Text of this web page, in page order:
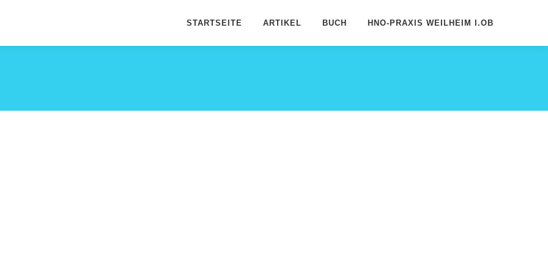
STARTSEITE ARTIKEL BUCH HNO-PRAXIS WEILHEIM I.OB